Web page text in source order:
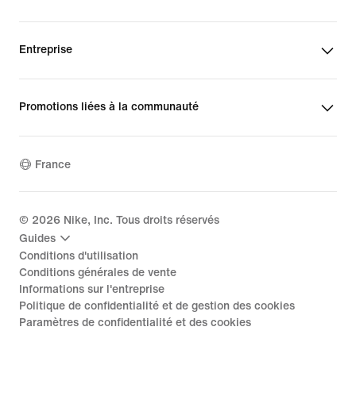
Entreprise
Promotions liées à la communauté
France
© 2026 Nike, Inc. Tous droits réservés
Guides
Conditions d'utilisation
Conditions générales de vente
Informations sur l'entreprise
Politique de confidentialité et de gestion des cookies
Paramètres de confidentialité et des cookies